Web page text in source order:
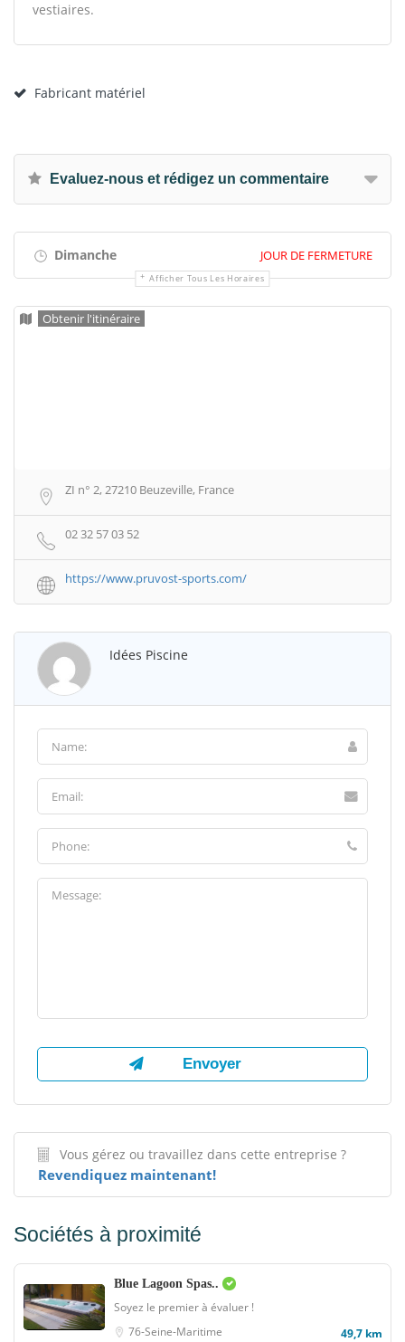
vestiaires.
Fabricant matériel
Evaluez-nous et rédigez un commentaire
Dimanche JOUR DE FERMETURE
Afficher Tous Les Horaires
Obtenir l'itinéraire
ZI n° 2, 27210 Beuzeville, France
02 32 57 03 52
https://www.pruvost-sports.com/
Idées Piscine
Vous gérez ou travaillez dans cette entreprise ?
Revendiquez maintenant!
Sociétés à proximité
Blue Lagoon Spas..
Soyez le premier à évaluer !
76-Seine-Maritime
49,7 km